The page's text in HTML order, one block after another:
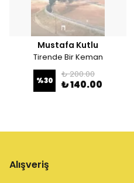
Mustafa Kutlu
Tirende Bir Keman
%30
₺ 200.00
₺ 140.00
Alışveriş